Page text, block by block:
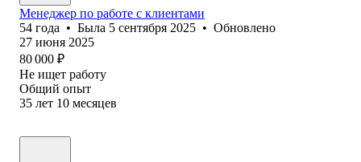
Менеджер по работе с клиентами
54 года • Была 5 сентября 2025 • Обновлено
27 июня 2025
80 000 ₽
Не ищет работу
Общий опыт
35 лет 10 месяцев